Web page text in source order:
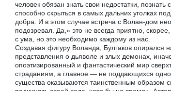
человек обязан знать свои недостатки,
способно скрыться в самых дальних уголках
добра. И в этом случае встреча с Волан-дом
подозревал. Да,» это не всегда приятно,
с ума, но это необходимо каждому из нас.
Создавая фигуру Воланда, Булгаков опирался
представления о дьяволе и злых демонах,
опоэтизированный и фантастический мир
страданиям, а главное — не поддающихся
существа оказываются таинственным образом